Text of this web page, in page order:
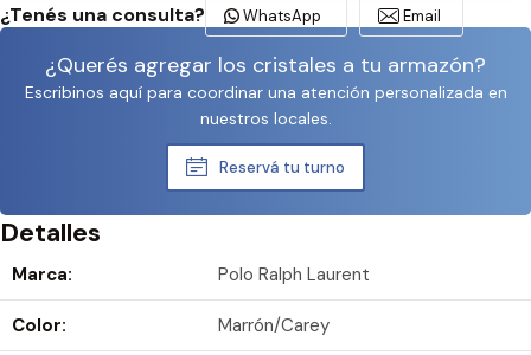
¿Tenés una consulta? WhatsApp Email
¿Querés agregar los cristales a tu armazón?
Escribinos aquí para coordinar una atención personalizada en
nuestros locales.
Reservá tu turno
Detalles
Marca: Polo Ralph Laurent
Color: Marrón/Carey